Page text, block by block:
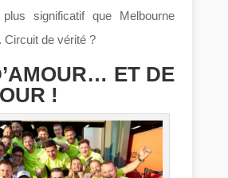
significatif que Melbourne
Circuit de vérité ?
ET DE
!